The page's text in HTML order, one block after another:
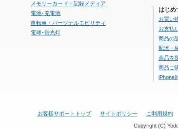
メモリーカード・記録メディア
電池･充電池
自転車・パーソナルモビリティ
電球･蛍光灯
はじめ
お買い
お支払
商品の
配達・
商品を
商品ご
iPhone
お客様サポートトップ サイトポリシー ご利用規約
Copyright (C)